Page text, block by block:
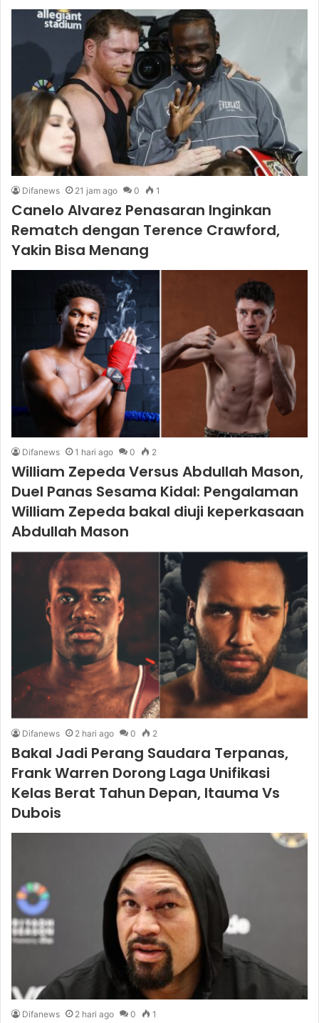
Difanews 21 jam ago 0 1
Canelo Alvarez Penasaran Inginkan
Rematch dengan Terence Crawford,
Yakin Bisa Menang
Difanews 1 hari ago 0 2
William Zepeda Versus Abdullah Mason,
Duel Panas Sesama Kidal: Pengalaman
William Zepeda bakal diuji keperkasaan
Abdullah Mason
Difanews 2 hari ago 0 2
Bakal Jadi Perang Saudara Terpanas,
Frank Warren Dorong Laga Unifikasi
Kelas Berat Tahun Depan, Itauma Vs
Dubois
Difanews 2 hari ago 0 1